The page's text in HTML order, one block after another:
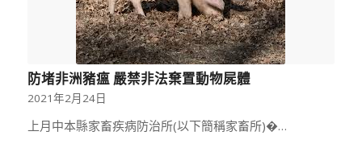
防堵非洲豬瘟 嚴禁非法棄置動物屍體
2021年2月24日
上月中本縣家畜疾病防治所(以下簡稱家畜所)�…